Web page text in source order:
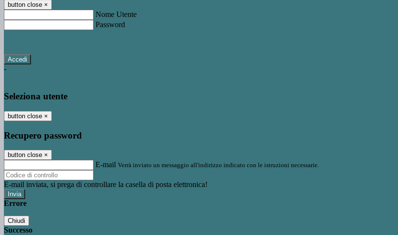
button close ×
Nome Utente
Password
-
Seleziona utente
button close ×
Recupero password
button close ×
E-mail Verrà inviato un messaggio all'indirizzo indicato con le istruzioni necessarie.
E-mail inviata, si prega di controllare la casella di posta elettronica!
Errore
Chiudi
Successo